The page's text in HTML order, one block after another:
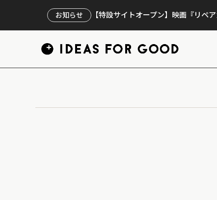
お知らせ 【特設サイトオープン】映画『リペ